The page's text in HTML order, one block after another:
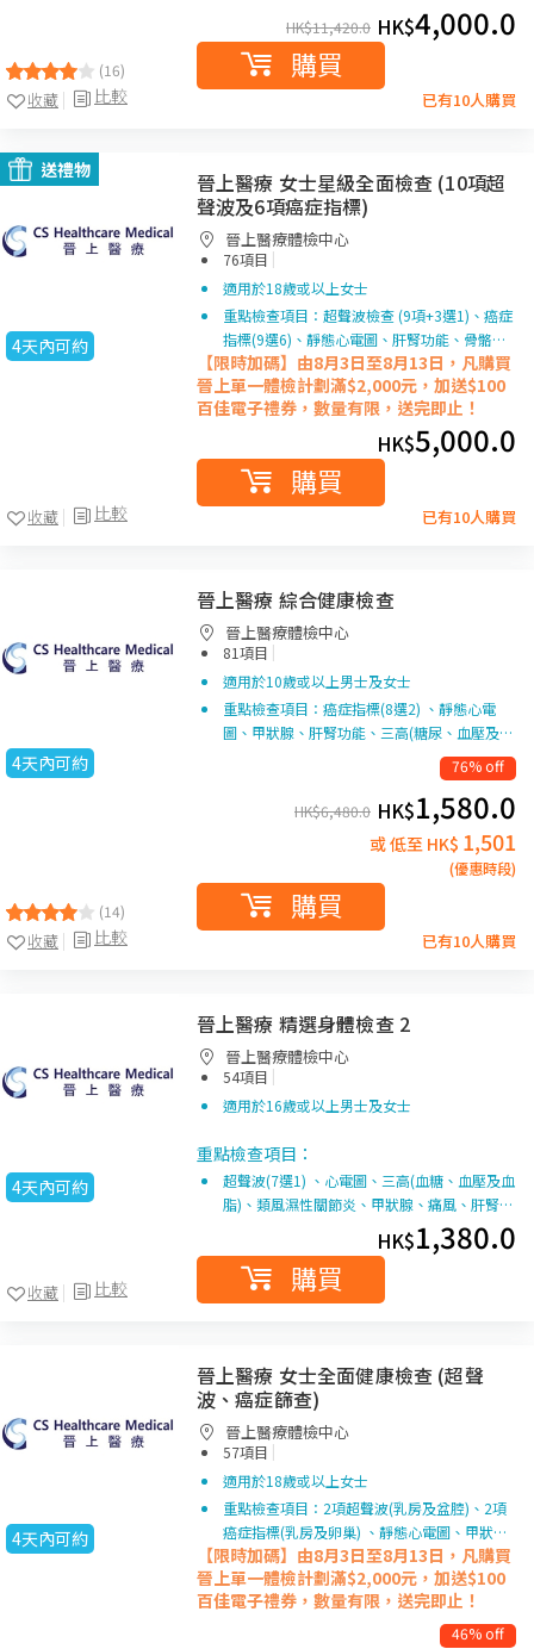
(16)
比較
收藏
HK$11,420.0 HK$4,000.0
購買
已有10人購買
送禮物
4天內可約
比較
收藏
晉上醫療 女士星級全面檢查 (10項超
聲波及6項癌症指標)
晉上醫療體檢中心
76項目 |
適用於18歲或以上女士
重點檢查項目：超聲波檢查 (9項+3選1)、癌症
指標(9選6)、靜態心電圖、肝腎功能、骨骼…
【限時加碼】由8月3日至8月13日，凡購買
晉上單一體檢計劃滿$2,000元，加送$100
百佳電子禮券，數量有限，送完即止！
HK$5,000.0
購買
已有10人購買
4天內可約
(14)
比較
收藏
晉上醫療 綜合健康檢查
晉上醫療體檢中心
81項目 |
適用於10歲或以上男士及女士
重點檢查項目：癌症指標(8選2) 、靜態心電
圖、甲狀腺、肝腎功能、三高(糖尿、血壓及…
76% off
HK$6,480.0 HK$1,580.0
或 低至 HK$ 1,501
(優惠時段)
購買
已有10人購買
4天內可約
比較
收藏
晉上醫療 精選身體檢查 2
晉上醫療體檢中心
54項目 |
適用於16歲或以上男士及女士
重點檢查項目：
超聲波(7選1) 、心電圖、三高(血糖、血壓及血
脂)、類風濕性關節炎、甲狀腺、痛風、肝腎…
HK$1,380.0
購買
4天內可約
晉上醫療 女士全面健康檢查 (超聲
波、癌症篩查)
晉上醫療體檢中心
57項目 |
適用於18歲或以上女士
重點檢查項目：2項超聲波(乳房及盆腔)、2項
癌症指標(乳房及卵巢) 、靜態心電圖、甲狀…
【限時加碼】由8月3日至8月13日，凡購買
晉上單一體檢計劃滿$2,000元，加送$100
百佳電子禮券，數量有限，送完即止！
46% off